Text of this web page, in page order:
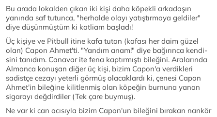
Bu arada lokalden çıkan iki kişi daha köpekli arkadaşın
yanında saf tutunca, "herhalde olayı yatıştırmaya geldiler"
diye düşünmüştüm ki katliam başladı!
Üç kişiye ve Pitbull itine kafa tutan (kafası her daim güzel
olan) Capon Ahmet'ti. "Yandım anam!" diye bağırınca kendi-
sini tanıdım. Canavar ite fena kaptırmıştı bileğini. Aralarında
Almanca konuşan diğer üç kişi, bizim Capon'a verdikleri
sadistçe cezayı yeterli görmüş olacaklardı ki, çenesi Capon
Ahmet'in bileğine kilitlenmiş olan köpeğin burnuna yanan
sigarayı değdirdiler (Tek çare buymuş).
Ne var ki can acısıyla bizim Capon'un bileğini bırakan nankör